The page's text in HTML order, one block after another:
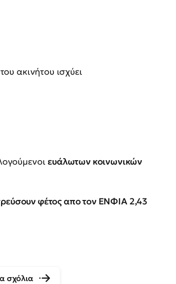
ακινήτου ισχύει
ευάλωτων κοινωνικών
φέτος απο τον ΕΝΦΙΑ 2,43
σχόλια